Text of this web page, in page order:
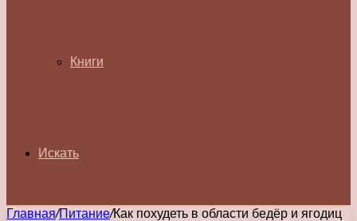
Книги
Искать
Главная/Питание/Как похудеть в области бедёр и ягодиц